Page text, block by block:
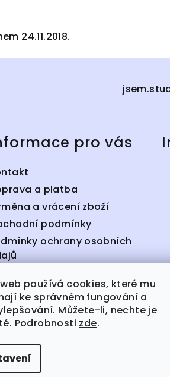
používá cookies, které mu
ke správném fungování a
Můžete-li, nechte je
Podrobnosti zde.
24.11.2018.
pro vás
a platba
a vrácení zboží
podmínky
ochrany osobních
prodejny